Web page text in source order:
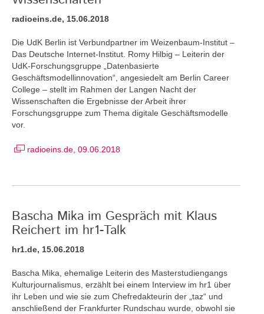
radioeins.de, 15.06.2018
Die UdK Berlin ist Verbundpartner im Weizenbaum-Institut –
Das Deutsche Internet-Institut. Romy Hilbig – Leiterin der
UdK-Forschungsgruppe „Datenbasierte
Geschäftsmodellinnovation“, angesiedelt am Berlin Career
College – stellt im Rahmen der Langen Nacht der
Wissenschaften die Ergebnisse der Arbeit ihrer
Forschungsgruppe zum Thema digitale Geschäftsmodelle
vor.
radioeins.de, 09.06.2018
Bascha Mika im Gespräch mit Klaus
Reichert im hr1-Talk
hr1.de, 15.06.2018
Bascha Mika, ehemalige Leiterin des Masterstudiengangs
Kulturjournalismus, erzählt bei einem Interview im hr1 über
ihr Leben und wie sie zum Chefredakteurin der „taz“ und
anschließend der Frankfurter Rundschau wurde, obwohl sie